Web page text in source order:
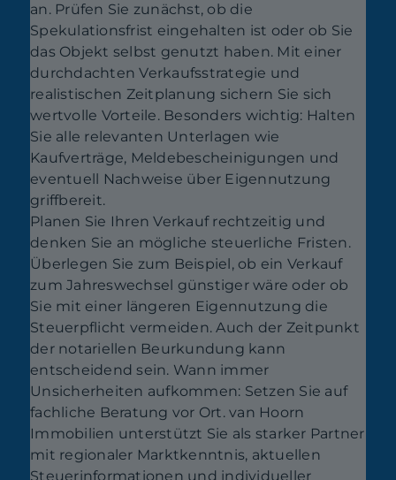
an. Prüfen Sie zunächst, ob die
Spekulationsfrist eingehalten ist oder ob Sie
das Objekt selbst genutzt haben. Mit einer
durchdachten Verkaufsstrategie und
realistischen Zeitplanung sichern Sie sich
wertvolle Vorteile. Besonders wichtig: Halten
Sie alle relevanten Unterlagen wie
Kaufverträge, Meldebescheinigungen und
eventuell Nachweise über Eigennutzung
griffbereit.
Planen Sie Ihren Verkauf rechtzeitig und
denken Sie an mögliche steuerliche Fristen.
Überlegen Sie zum Beispiel, ob ein Verkauf
zum Jahreswechsel günstiger wäre oder ob
Sie mit einer längeren Eigennutzung die
Steuerpflicht vermeiden. Auch der Zeitpunkt
der notariellen Beurkundung kann
entscheidend sein. Wann immer
Unsicherheiten aufkommen: Setzen Sie auf
fachliche Beratung vor Ort. van Hoorn
Immobilien unterstützt Sie als starker Partner
mit regionaler Marktkenntnis, aktuellen
Steuerinformationen und individueller